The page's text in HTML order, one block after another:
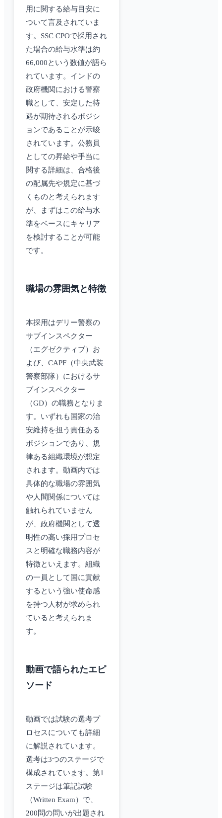
用に関する給与目安に
ついて言及されていま
す。SSC CPOで採用され
た場合の給与水準は約
66,000という数値が語ら
れています。インドの
政府機関における警察
職として、安定した待
遇が期待されるポジシ
ョンであることが示唆
されています。公務員
としての昇給や手当に
関する詳細は、合格後
の配属先や規定に基づ
くものと考えられます
が、まずはこの給与水
準をベースにキャリア
を検討することが可能
です。
職場の雰囲気と特徴
本採用はデリー警察の
サブインスペクター
（エグゼクティブ）お
よび、CAPF（中央武装
警察部隊）におけるサ
ブインスペクター
（GD）の職務となりま
す。いずれも国家の治
安維持を担う責任ある
ポジションであり、規
律ある組織環境が想定
されます。動画内では
具体的な職場の雰囲気
や人間関係については
触れられていません
が、政府機関として透
明性の高い採用プロセ
スと明確な職務内容が
特徴といえます。組織
の一員として国に貢献
するという強い使命感
を持つ人材が求められ
ていると考えられま
す。
動画で語られたエピ
ソード
動画では試験の選考プ
ロセスについても詳細
に解説されています。
選考は3つのステージで
構成されています。第1
ステージは筆記試験
（Written Exam）で、
200問の問いが出題され